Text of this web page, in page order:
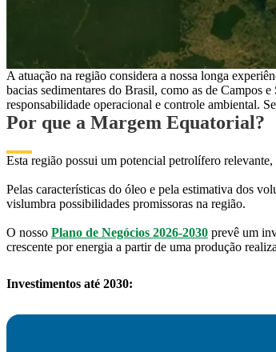
A atuação na região considera a nossa longa
bacias sedimentares do Brasil, como as de Campos
responsabilidade operacional e controle ambiental.
Por que a Margem Equatorial?
Esta região possui um potencial petrolífero
Pelas características do óleo e pela estimativa dos
vislumbra possibilidades promissoras na região.
O nosso Plano de Negócios 2026-2030 prevê um
crescente por energia a partir de uma produção
Investimentos até 2030: